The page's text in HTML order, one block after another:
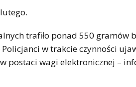
trafiło ponad 550 gramów
w trakcie czynności
wagi elektronicznej –